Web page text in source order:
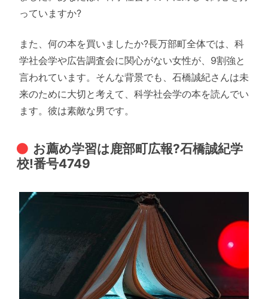
っていますか?
また、何の本を買いましたか?長万部町全体では、科
学社会学や広告調査会に関心がない女性が、9割強と
言われています。そんな背景でも、石橋誠紀さんは未
来のために大切と考えて、科学社会学の本を読んでい
ます。彼は素敵な男です。
お薦め学習は鹿部町広報?石橋誠紀学
校!番号4749